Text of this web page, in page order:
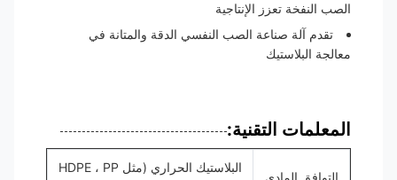
الصب النفخة تعزز الإنتاجية
تقدم آلة صناعة الصب النفسي الدقة والمتانة في
معالجة البلاستيك
المعلمات التقنية:
التوافق المادي
البلاستيك الحراري (مثل HDPE ، PP